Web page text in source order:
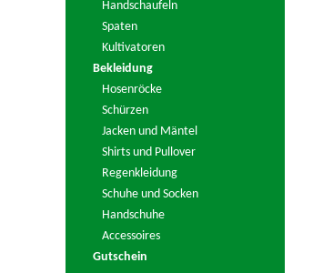
Handschaufeln
Spaten
Kultivatoren
Bekleidung
Hosenröcke
Schürzen
Jacken und Mäntel
Shirts und Pullover
Regenkleidung
Schuhe und Socken
Handschuhe
Accessoires
Gutschein